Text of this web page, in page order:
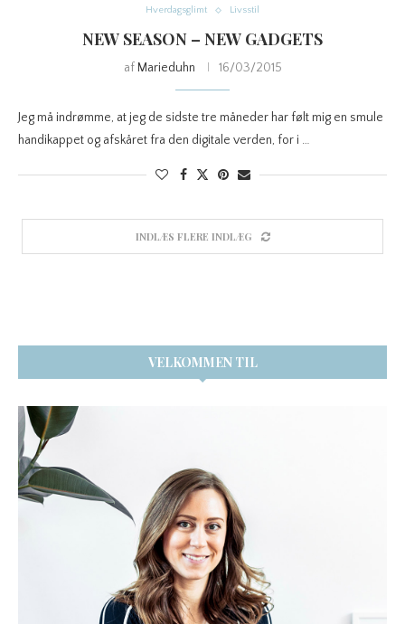
Hverdagsglimt Livsstil
NEW SEASON – NEW GADGETS
af Marieduhn 16/03/2015
Jeg må indrømme, at jeg de sidste tre måneder har følt mig en smule
handikappet og afskåret fra den digitale verden, for i …
INDLÆS FLERE INDLÆG
VELKOMMEN TIL